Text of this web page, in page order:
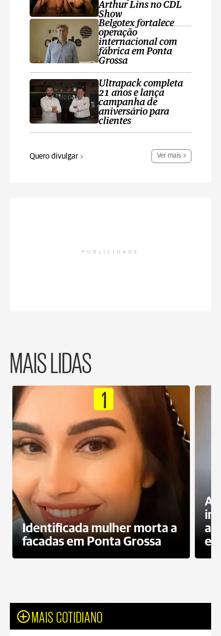
Arthur Lins no CDL
Show
Belgotex fortalece
operação
internacional com
fábrica em Ponta
Grossa
Ultrapack completa
21 anos e lança
campanha de
aniversário para
clientes
Quero divulgar Ver mais
PUBLICIDADE
MAIS LIDAS
1
Identificada mulher morta a
facadas em Ponta Grossa
MAIS COTIDIANO